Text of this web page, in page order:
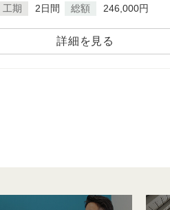
工期 2日間 総額 246,000円
詳細を見る